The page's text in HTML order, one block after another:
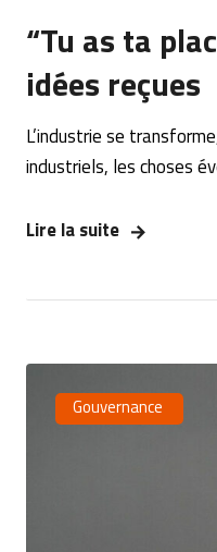
“Tu as ta
idées reçues
L’industrie se
industriels, les choses
Lire la suite
Gouvernance